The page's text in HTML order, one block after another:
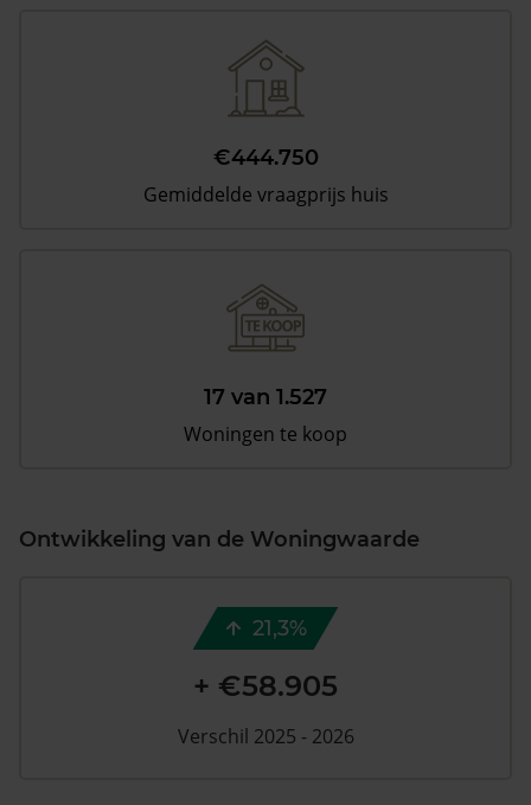
€444.750
Gemiddelde vraagprijs huis
17 van 1.527
Woningen te koop
Ontwikkeling van de Woningwaarde
21,3%
+ €58.905
Verschil 2025 - 2026